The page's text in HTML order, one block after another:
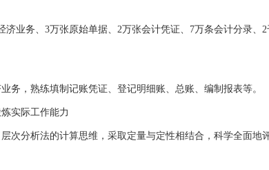
业务、3万张原始单据、2万张会计凭证、7万条会计分录、
务，熟练填制记账凭证、登记明细账、总账、编制报表等。
实际工作能力
分析法的计算思维，采取定量与定性相结合，科学全面地